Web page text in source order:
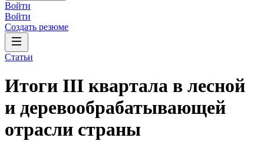
Войти
Войти
Создать резюме
Статьи
Итоги III квартала в лесной
и деревообрабатывающей
отрасли страны